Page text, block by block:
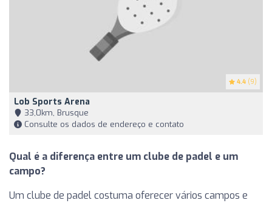
4.4 (9)
Lob Sports Arena
33,0km, Brusque
Consulte os dados de endereço e contato
Qual é a diferença entre um clube de padel e um
campo?
Um clube de padel costuma oferecer vários campos e